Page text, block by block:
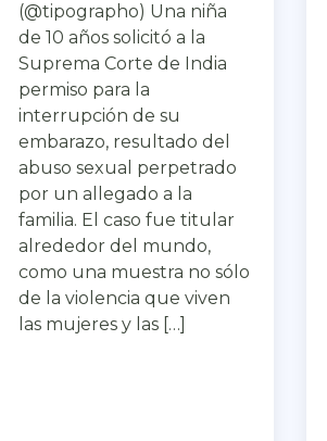
(@tipographo) Una niña
de 10 años solicitó a la
Suprema Corte de India
permiso para la
interrupción de su
embarazo, resultado del
abuso sexual perpetrado
por un allegado a la
familia. El caso fue titular
alrededor del mundo,
como una muestra no sólo
de la violencia que viven
las mujeres y las […]